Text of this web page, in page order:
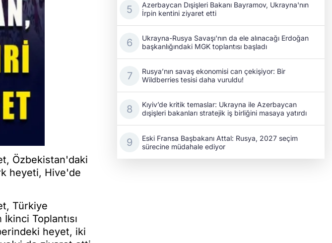
Özbekistan'daki
heyeti, Hive'de
Türkiye
Toplantısı
heyet, iki
Azerbaycan Dışişleri Bakanı Bayramov, Ukrayna'nın
İrpin kentini ziyaret etti
Ukrayna-Rusya Savaşı'nın da ele alınacağı Erdoğan
başkanlığındaki MGK toplantısı başladı
Rusya’nın savaş ekonomisi can çekişiyor: Bir
Wildberries tesisi daha vuruldu!
Kıyiv’de kritik temaslar: Ukrayna ile Azerbaycan
dışişleri bakanları stratejik iş birliğini masaya yatırdı
Eski Fransa Başbakanı Attal: Rusya, 2027 seçim
sürecine müdahale ediyor